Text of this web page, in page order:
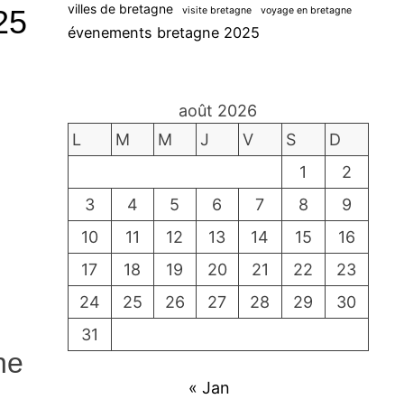
villes de bretagne visite bretagne voyage en bretagne
évenements bretagne 2025
août 2026
L
M M J V S
D
1
2
3
4 5 6 7 8
9
10
11 12 13 14 15
16
17
18 19 20 21 22
23
24
25 26 27 28 29
30
31
« Jan